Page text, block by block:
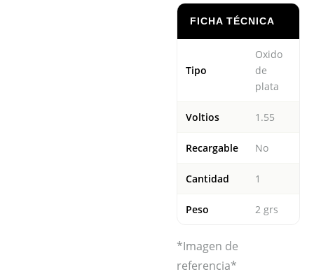
FICHA TÉCNICA
Tipo
Oxido
de
plata
Voltios 1.55
Recargable No
Cantidad 1
Peso 2 grs
*Imagen de
referencia*